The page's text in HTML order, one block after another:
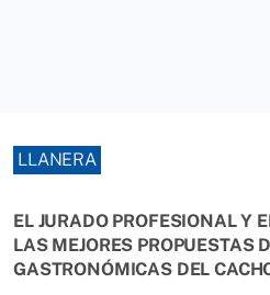
LLANERA
EL JURADO PROFESIONAL Y
LAS MEJORES PROPUESTAS
GASTRONÓMICAS DEL